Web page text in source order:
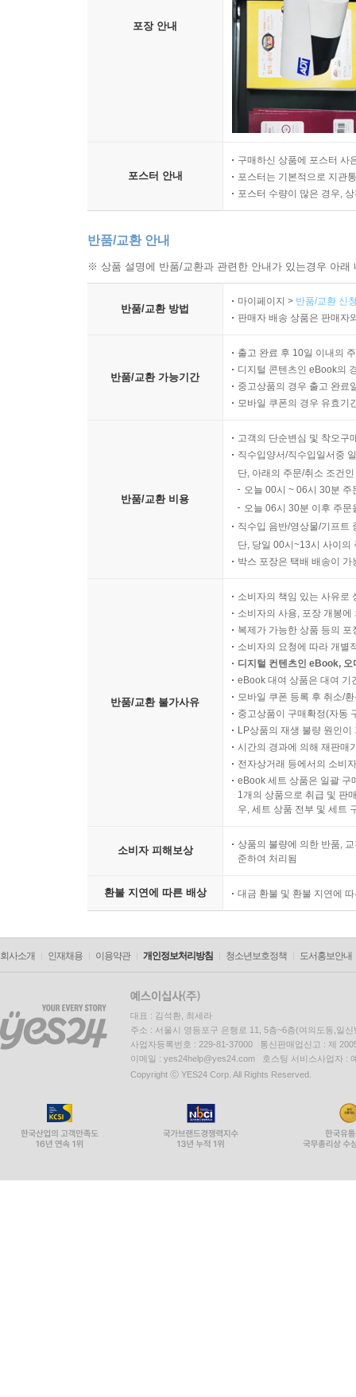
포장 안내
포스터 안내
구매하신 상품에 포스터 사
포스터는 기본적으로 지관
포스터 수량이 많은 경우,
반품/교환 안내
※ 상품 설명에 반품/교환과 관련한 안내가 있는경우 아
반품/교환 방법
마이페이지 > 반품/교환 신
판매자 배송 상품은 판매자
반품/교환 가능기간
출고 완료 후 10일 이내의
디지털 콘텐츠인 eBook의
중고상품의 경우 출고 완료
모바일 쿠폰의 경우 유효기
반품/교환 비용
고객의 단순변심 및 착오구
직수입양서/직수입일서중
단, 아래의 주문/취소 조건
오늘 00시 ~ 06시 30분
오늘 06시 30분 이후 주
직수입 음반/영상물/기프트
단, 당일 00시~13시 사이의
박스 포장은 택배 배송이
반품/교환 불가사유
소비자의 책임 있는 사유로
소비자의 사용, 포장 개봉
복제가 가능한 상품 등의
소비자의 요청에 따라 개별
디지털 컨텐츠인 eBook,
eBook 대여 상품은 대여 기
모바일 쿠폰 등록 후 취소/
중고상품이 구매확정(자동
LP상품의 재생 불량 원인
시간의 경과에 의해 재판매
전자상거래 등에서의 소비
eBook 세트 상품은 일괄 구
1개의 상품으로 취급 및 판
우, 세트 상품 전부 및 세트
소비자 피해보상
상품의 불량에 의한 반품,
준하여 처리됨
환불 지연에 따른 배상 대금 환불 및 환불 지연에
회사소개 인재채용 이용약관 개인정보처리방침 청소년보호정책 도서홍보안내
대표 : 김석환, 최세라
주소 : 서울시 영등포구 은행로 11, 5층~6층(여의도동,일신
사업자등록번호 : 229-81-37000 통신판매업신고 : 제
이메일 : yes24help@yes24.com 호스팅 서비스사업자 :
Copyright ⓒ YES24 Corp. All Rights Reserved.